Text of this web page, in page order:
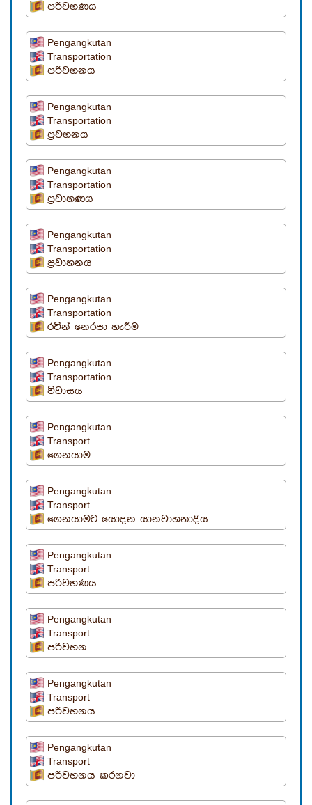
පරිවහණය
Pengangkutan
Transportation
පරිවහනය
Pengangkutan
Transportation
ප්‍රවහනය
Pengangkutan
Transportation
ප්‍රවාහණය
Pengangkutan
Transportation
ප්‍රවාහනය
Pengangkutan
Transportation
රටින් නෙරපා හැරීම
Pengangkutan
Transportation
විවාසය
Pengangkutan
Transport
ගෙනයාම
Pengangkutan
Transport
ගෙනයාමට යොදන යානවාහනාදිය
Pengangkutan
Transport
පරිවහණය
Pengangkutan
Transport
පරිවහන
Pengangkutan
Transport
පරිවහනය
Pengangkutan
Transport
පරිවහනය කරනවා